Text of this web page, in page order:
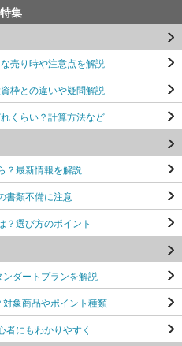
集
売り時や注意点を解説
枠との違いや疑問解説
くらい？計算方法など
？最新情報を解説
書類不備に注意
？選び方のポイント
ダートプランを解説
象商品やポイント種類
にもわかりやすく